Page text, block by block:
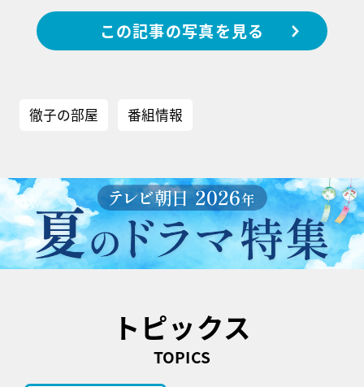
この記事の写真を見る
徹子の部屋 番組情報
トピックス
TOPICS